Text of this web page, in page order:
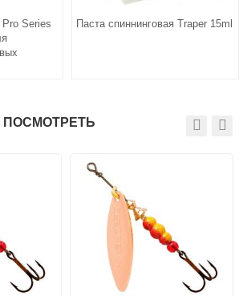
Series
Паста спиннинговая Traper 15ml
ПОСМОТРЕТЬ